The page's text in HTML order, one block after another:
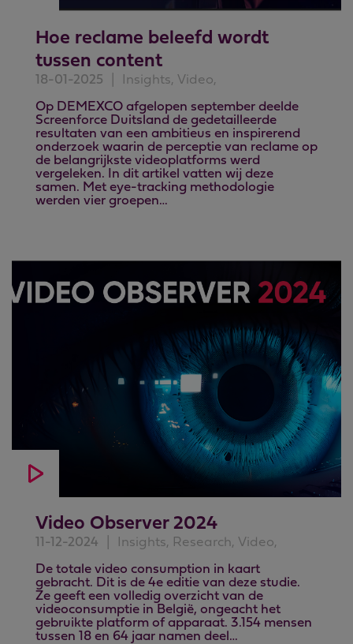
Hoe reclame beleefd wordt
tussen content
18-01-2025
Insights, Video,
Op DEMEXCO afgelopen september deelde
Screenforce Duitsland de gedetailleerde
resultaten van een ambitieus en inspirerend
onderzoek waarin de perceptie van reclame op
de belangrijkste videoplatforms werd
vergeleken. In dit artikel vatten wij deze
samen. Met eye-tracking methodologie
werden vier groepen…
Video Observer 2024
11-12-2024
Insights, Research, Video,
De totale video consumption in kaart
gebracht. Dit is de 4e editie van deze studie.
Ze geeft een volledig overzicht van de
videoconsumptie in België, ongeacht het
gebruikte platform of apparaat. 3.154 mensen
tussen 18 en 64 jaar namen deel…